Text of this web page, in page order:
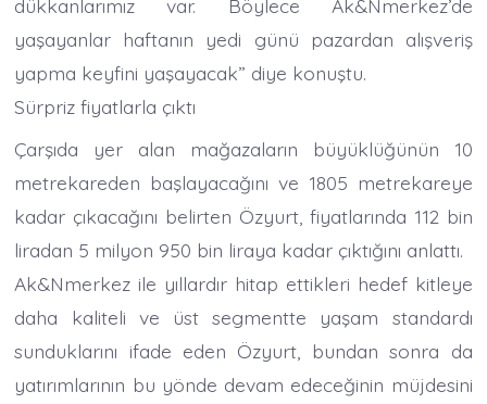
dükkanlarımız var. Böylece Ak&Nmerkez’de
yaşayanlar haftanın yedi günü pazardan alışveriş
yapma keyfini yaşayacak” diye konuştu.
Sürpriz fiyatlarla çıktı
Çarşıda yer alan mağazaların büyüklüğünün 10
metrekareden başlayacağını ve 1805 metrekareye
kadar çıkacağını belirten Özyurt, fiyatlarında 112 bin
liradan 5 milyon 950 bin liraya kadar çıktığını anlattı.
Ak&Nmerkez ile yıllardır hitap ettikleri hedef kitleye
daha kaliteli ve üst segmentte yaşam standardı
sunduklarını ifade eden Özyurt, bundan sonra da
yatırımlarının bu yönde devam edeceğinin müjdesini